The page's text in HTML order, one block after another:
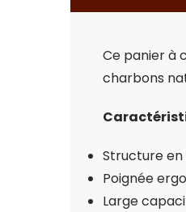
Ce panier à
charbons
Structure
Poignée
Large